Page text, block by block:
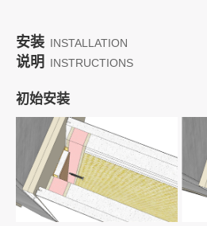
安装
说明
INSTALLATION
INSTRUCTIONS
初始安装